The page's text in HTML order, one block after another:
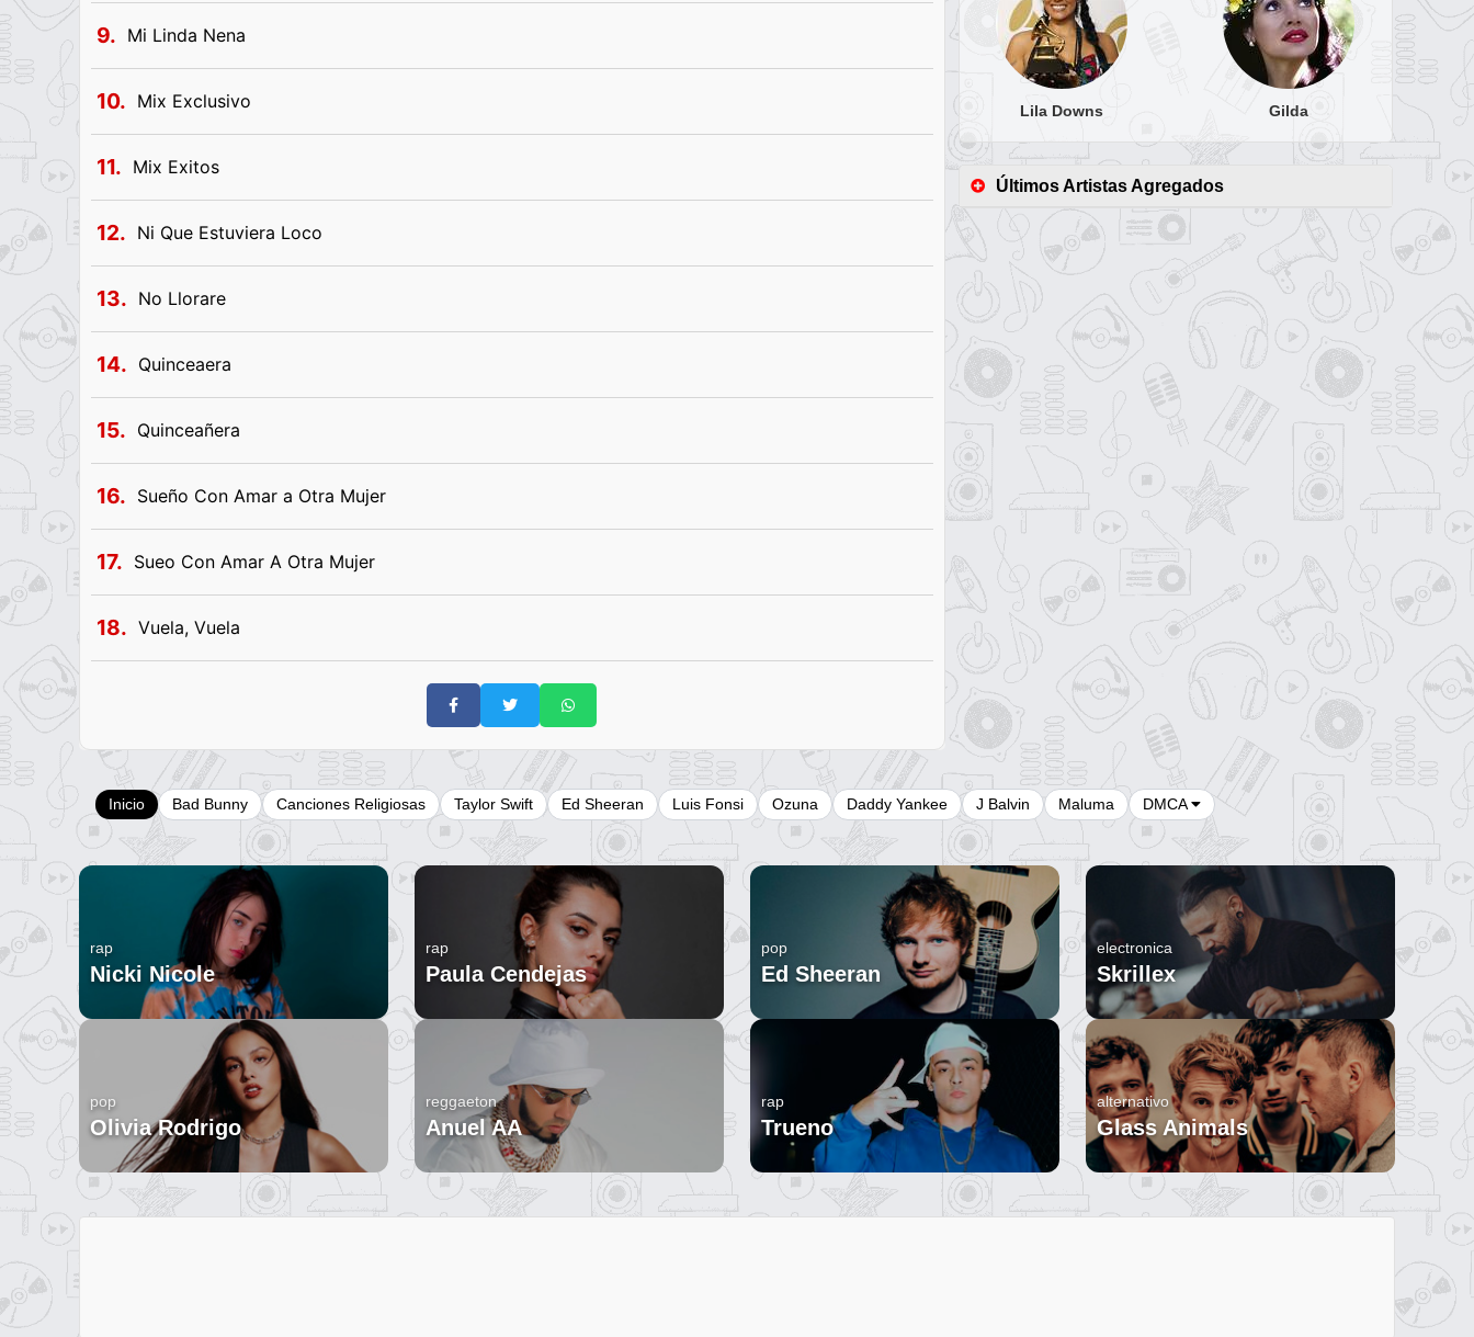
9. Mi Linda Nena
10. Mix Exclusivo
11. Mix Exitos
12. Ni Que Estuviera Loco
13. No Llorare
14. Quinceaera
15. Quinceañera
16. Sueño Con Amar a Otra Mujer
17. Sueo Con Amar A Otra Mujer
18. Vuela, Vuela
Lila Downs Gilda
Últimos Artistas Agregados
Inicio Bad Bunny Canciones Religiosas Taylor Swift Ed Sheeran Luis Fonsi Ozuna Daddy Yankee J Balvin Maluma DMCA
rap
Nicki Nicole
rap
Paula Cendejas
pop
Ed Sheeran
electronica
Skrillex
pop
Olivia Rodrigo
reggaeton
Anuel AA
rap
Trueno
alternativo
Glass Animals